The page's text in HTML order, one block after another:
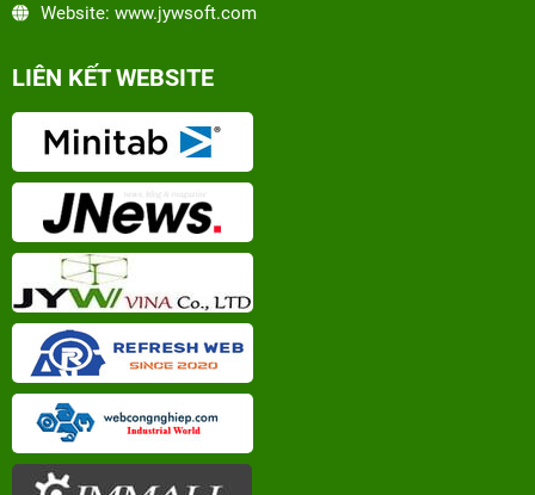
Website: www.jywsoft.com
LIÊN KẾT WEBSITE